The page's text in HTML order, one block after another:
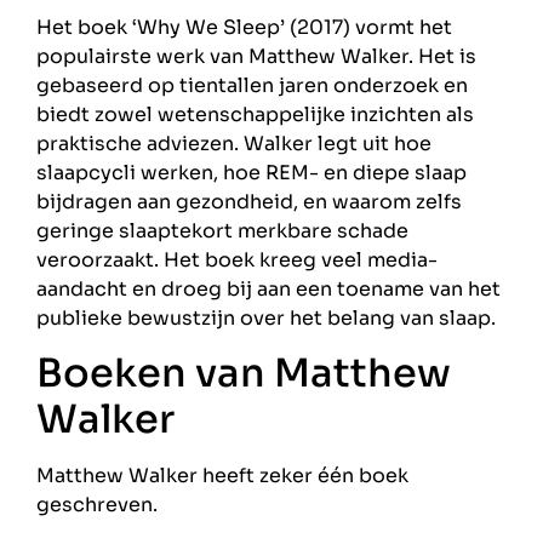
Het boek ‘Why We Sleep’ (2017) vormt het
populairste werk van Matthew Walker. Het is
gebaseerd op tientallen jaren onderzoek en
biedt zowel wetenschappelijke inzichten als
praktische adviezen. Walker legt uit hoe
slaapcycli werken, hoe REM- en diepe slaap
bijdragen aan gezondheid, en waarom zelfs
geringe slaaptekort merkbare schade
veroorzaakt. Het boek kreeg veel media-
aandacht en droeg bij aan een toename van het
publieke bewustzijn over het belang van slaap.
Boeken van Matthew
Walker
Matthew Walker heeft zeker één boek
geschreven.